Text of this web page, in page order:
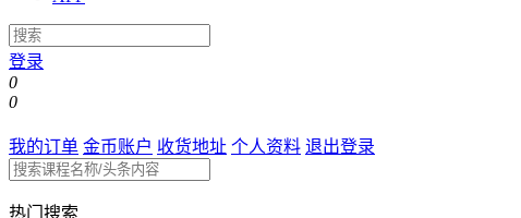
登录
0
0
我的订单 金币账户 收货地址 个人资料 退出登录
热门搜索